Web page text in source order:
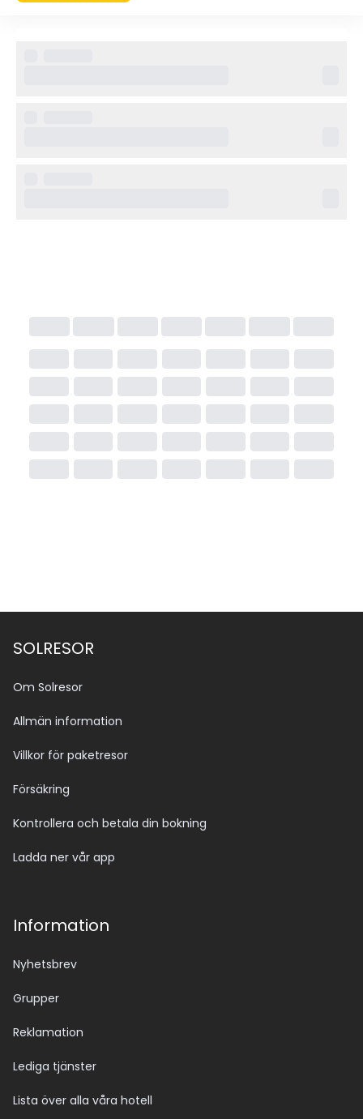
SOLRESOR
Om Solresor
Allmän information
Villkor för paketresor
Försäkring
Kontrollera och betala din bokning
Ladda ner vår app
Information
Nyhetsbrev
Grupper
Reklamation
Lediga tjänster
Lista över alla våra hotell